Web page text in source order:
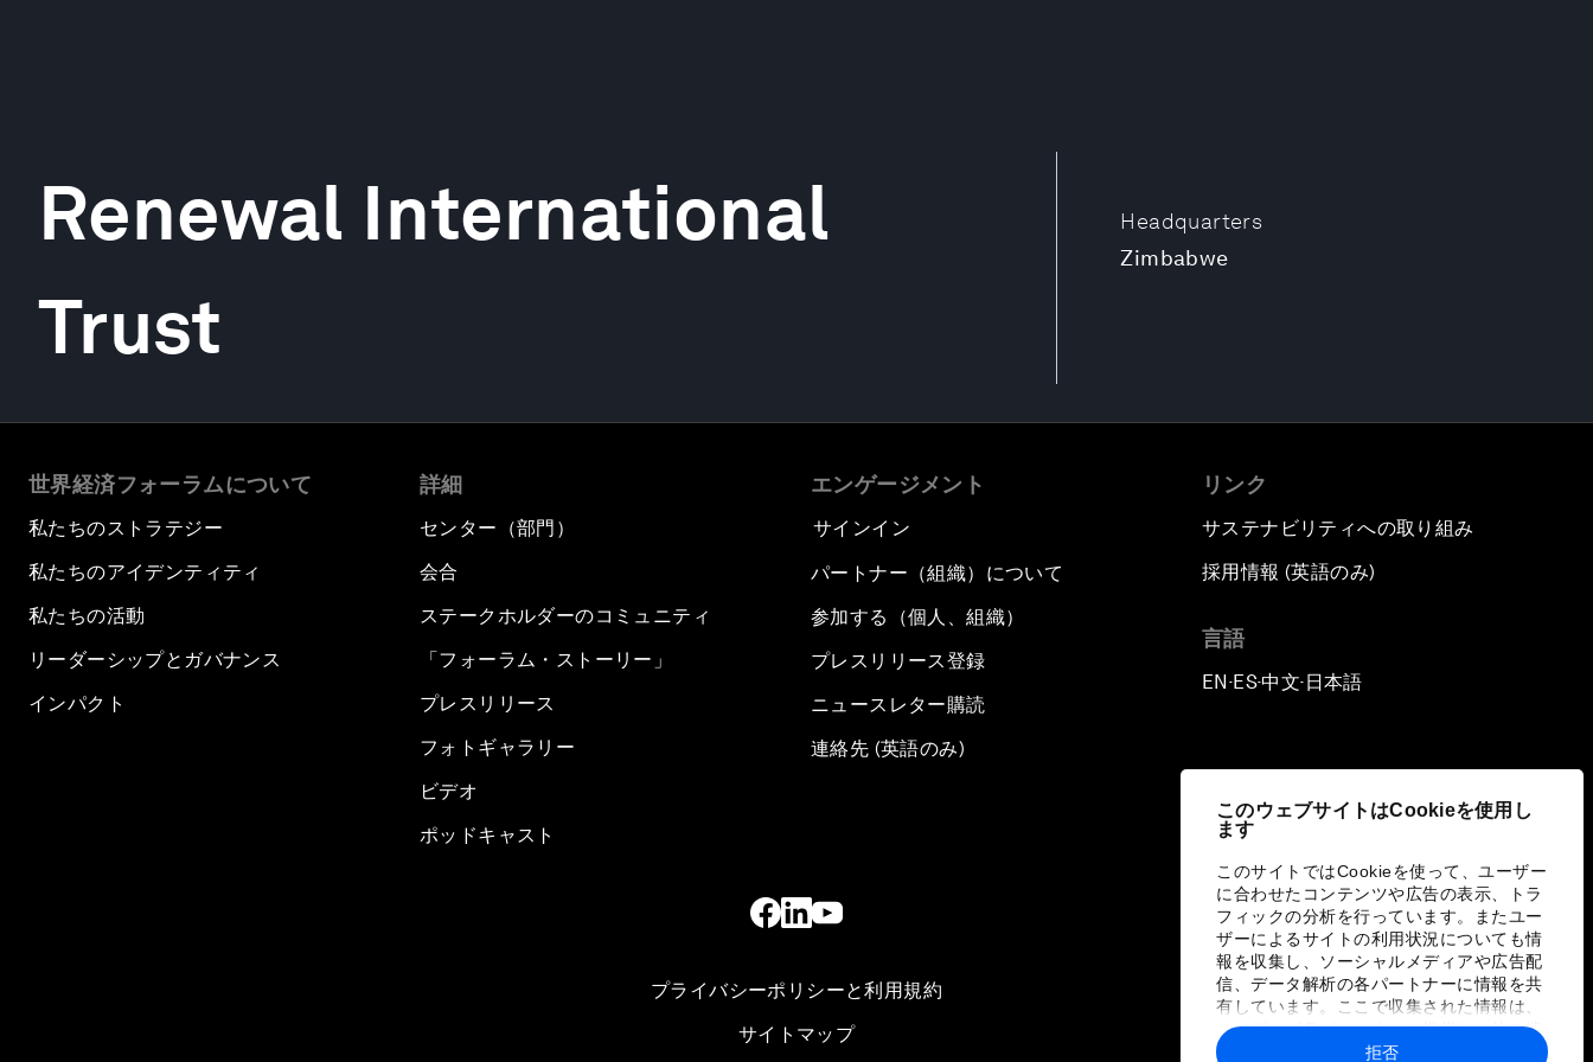
このウェブサイトはCookieを使用し
ます
このサイトではCookieを使って、ユーザー
に合わせたコンテンツや広告の表示、トラ
フィックの分析を行っています。またユー
ザーによるサイトの利用状況についても情
報を収集し、ソーシャルメディアや広告配
信、データ解析の各パートナーに情報を共
有しています。ここで収集された情報は、
ユーザーが各パートナーに提供した他の情
報や各パートナーのサービスを使用した際
拒否
Headquarters
Zimbabwe
Renewal International
Trust
世界経済フォーラムについて
私たちのストラテジー
私たちのアイデンティティ
私たちの活動
リーダーシップとガバナンス
インパクト
詳細
センター（部門）
会合
ステークホルダーのコミュニティ
「フォーラム・ストーリー」
プレスリリース
フォトギャラリー
ビデオ
ポッドキャスト
エンゲージメント
サインイン
パートナー（組織）について
参加する（個人、組織）
プレスリリース登録
ニュースレター購読
連絡先 (英語のみ)
リンク
サステナビリティへの取り組み
採用情報 (英語のみ)
言語
EN ▪ES▪中文▪ 日本語
プライバシーポリシーと利用規約
サイトマップ